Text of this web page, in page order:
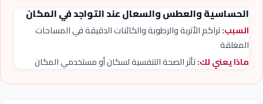
الحساسية والعطس والسعال عند التواجد في المكان
السبب:تراكم الأتربة والرطوبة والكائنات الدقيقة في المساحات
المغلقة
ماذا يعني لك:تأثر الصحة التنفسية لسكان أو مستخدمي المكان